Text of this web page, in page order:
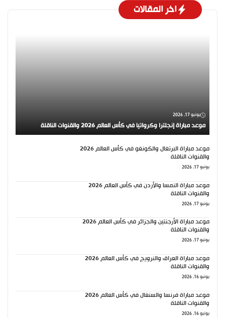
اخر المقالات
يونيو 17, 2026
موعد مباراة إنجلترا وكرواتيا في كأس العالم 2026 والقنوات الناقلة
موعد مباراة البرتغال والكونغو في كأس العالم 2026
والقنوات الناقلة
يونيو 17, 2026
موعد مباراة النمسا والأردن في كأس العالم 2026
والقنوات الناقلة
يونيو 17, 2026
موعد مباراة الأرجنتين والجزائر في كأس العالم 2026
والقنوات الناقلة
يونيو 17, 2026
موعد مباراة العراق والنرويج في كأس العالم 2026
والقنوات الناقلة
يونيو 16, 2026
موعد مباراة فرنسا والسنغال في كأس العالم 2026
والقنوات الناقلة
يونيو 16, 2026